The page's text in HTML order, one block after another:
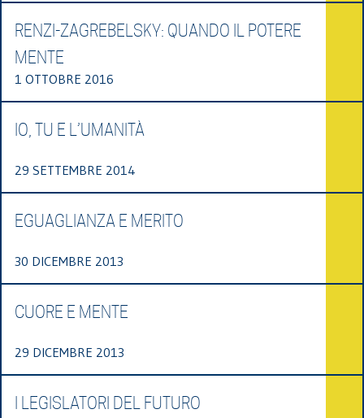
RENZI-ZAGREBELSKY: QUANDO IL POTERE
MENTE
1 OTTOBRE 2016
IO, TU E L’UMANITÀ
29 SETTEMBRE 2014
EGUAGLIANZA E MERITO
30 DICEMBRE 2013
CUORE E MENTE
29 DICEMBRE 2013
I LEGISLATORI DEL FUTURO